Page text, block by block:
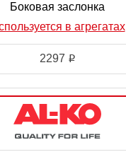
Боковая заслонка
в агрегатах
2297 i